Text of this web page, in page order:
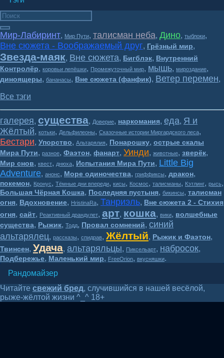
Мир-Лабиринт, Мир Пути, талисман неба, Дино, тыблоки,
Вне сюжета - Воображаемый друг, Грёзный мир,
Звезда-маяк, Вне сюжета, Бигблэк, Внутренний
Контролёр, коровьи лепёшки, Промежуточный мир, мышь, мироздание,
диноящеры, бананасы, Вне сюжета (фанфик), Ветер перемен,
Все тэги
галерея, существа, Доверие, наркомания, еда, Я и
Жёлтый, котьки, Дельфилеоны, Сказочные истории Миргардского леса,
Бестари, Упорство, Альтарялия, Понарошку, острые скалы
Мира Пути, разное, Фаэтон, фанарт, Уинди, животные, зверёк,
Мир снов, квест, днюха, Испытания Мира Пути, Little Big
Adventure, анонс, Море одиночества, гриффиксы, дракон,
покемон, Кронус, Тёмные дни впереди, кисы, Космос, талисманы, Кэтлинг, рысь,
Большая Чёрная Кошка, Последняя пустыня, бикинсы, талисман
огня, Вдохновение, HristinaRa, Танриэль, Вне сюжета 2 - Стихия
огня, сайт, Реактивный драндулет, арт, кошка, вики, волшебные
существа, Рыжик, Тодд, Провал сомнений, синий
альтарялец, рассказы, спидрав, Жёлтый, Рыжик и Фаэтон,
Твинсен, Удача, альтаряльцы, Пиксельарт, набросок,
Подбережье, Маленький мир, FreeOrion, вкусняшки.
Рандомайзер
Читайте свежий бред, случившийся в нашей весёлой,
рыже-жёлтой жизни ^_^ 18+